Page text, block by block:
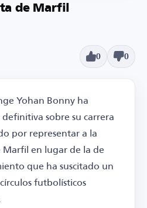
de Marfil
0 0
Yohan Bonny ha
sobre su carrera
por representar a la
Marfil en lugar de la de
que ha suscitado un
futbolísticos